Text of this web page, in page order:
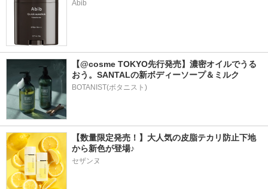
Abib
【@cosme TOKYO先行発売】濃密オイルでうる
おう。SANTALの新ボディーソープ＆ミルク
BOTANIST(ボタニスト)
【数量限定発売！】大人気の皮脂テカリ防止下地
から新色が登場♪
セザンヌ